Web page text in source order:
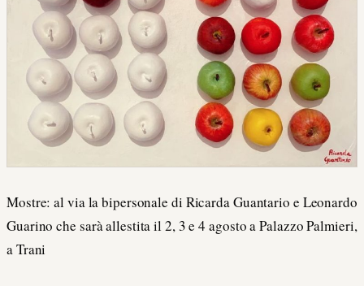
Mostre: al via la bipersonale di Ricarda Guantario e Leonardo
Guarino che sarà allestita il 2, 3 e 4 agosto a Palazzo Palmieri,
a Trani